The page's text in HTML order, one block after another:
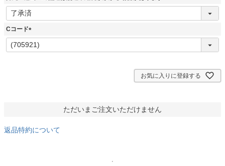
(
Cコード
(
必
お気に入りに登録する
ただいまご注文いただけません
返品特約について